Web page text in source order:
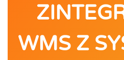
WMS Z